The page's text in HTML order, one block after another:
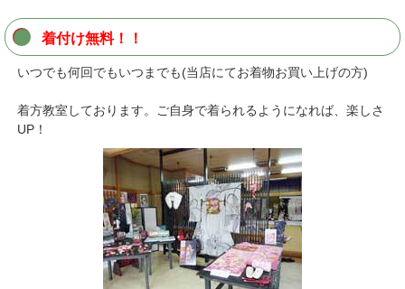
着付け無料！！
いつでも何回でもいつまでも(当店にてお着物お買い上げの方)
着方教室しております。ご自身で着られるようになれば、楽しさ
UP！